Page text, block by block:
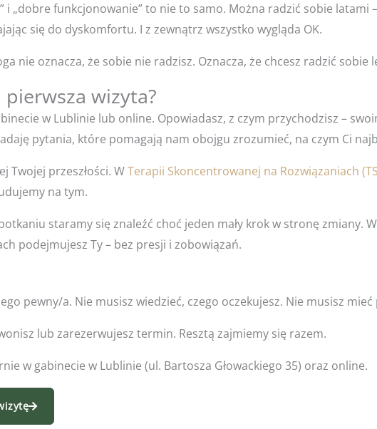
i „dobre funkcjonowanie” to nie to samo. Można radzić sobie latami
się do dyskomfortu. I z zewnątrz wszystko wygląda OK.
nie oznacza, że sobie nie radzisz. Oznacza, że chcesz radzić sobie
pierwsza wizyta?
w Lublinie lub online. Opowiadasz, z czym przychodzisz –
pytania, które pomagają nam obojgu zrozumieć, na czym Ci
Twojej przeszłości. WTerapii Skoncentrowanej na Rozwiązaniach
na tym.
staramy się znaleźć choć jeden mały krok w stronę zmiany.
podejmujesz Ty – bez presji i zobowiązań.
pewny/a. Nie musisz wiedzieć, czego oczekujesz. Nie musisz mieć
lub zarezerwujesz termin. Resztą zajmiemy się razem.
w gabinecie w Lublinie (ul. Bartosza Głowackiego 35) oraz online.